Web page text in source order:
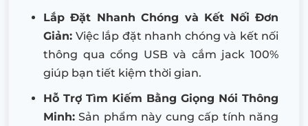
Lắp Đặt Nhanh Chóng và Kết Nối Đơn
Giản: Việc lắp đặt nhanh chóng và kết nối
thông qua cổng USB và cắm jack 100%
giúp bạn tiết kiệm thời gian.
Hỗ Trợ Tìm Kiếm Bằng Giọng Nói Thông
Minh: Sản phẩm này cung cấp tính năng